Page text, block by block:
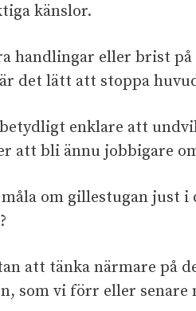
känslor.
handlingar eller brist
det lätt att stoppa
enklare att
att bli ännu jobbigare
om gillestugan just i
att tänka närmare på
som vi förr eller senare